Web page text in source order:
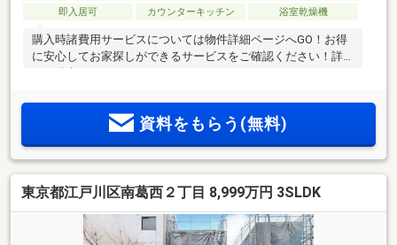
即入居可
カウンターキッチン 浴室乾燥機
購入時諸費用サービスについては物件詳細ページへGO！お得
に安心してお家探しができるサービスをご確認ください！詳
資料をもらう(無料)
東京都江戸川区南葛西２丁目 8,999万円 3SLDK